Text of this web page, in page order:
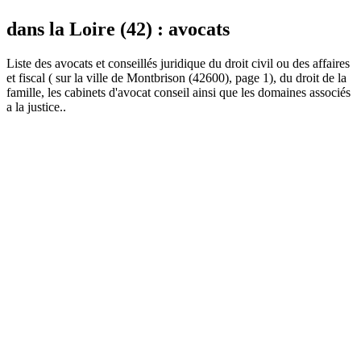
dans la Loire (42) : avocats
Liste des avocats et conseillés juridique du droit civil ou des affaires
et fiscal ( sur la ville de Montbrison (42600), page 1), du droit de la
famille, les cabinets d'avocat conseil ainsi que les domaines associés
a la justice..